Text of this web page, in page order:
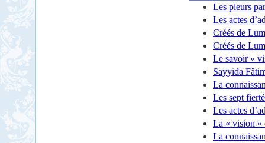
Les pleurs
Les actes
Créés de
Créés de
Le savoir «
Sayyida
La
Les sept
Les actes
La « vision »
La